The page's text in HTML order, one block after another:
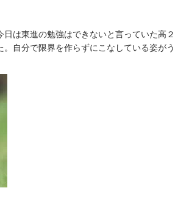
は東進の勉強はできないと言っていた高
自分で限界を作らずにこなしている姿が